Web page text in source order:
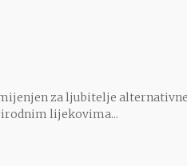
za ljubitelje
lijekovima...